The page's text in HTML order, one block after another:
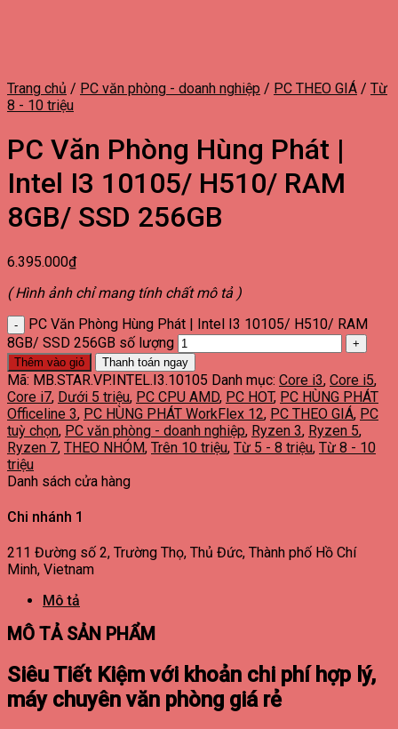
Trang chủ / PC văn phòng - doanh nghiệp / PC THEO GIÁ / Từ
8 - 10 triệu
PC Văn Phòng Hùng Phát |
Intel I3 10105/ H510/ RAM
8GB/ SSD 256GB
6.395.000₫
( Hình ảnh chỉ mang tính chất mô tả )
PC Văn Phòng Hùng Phát | Intel I3 10105/ H510/ RAM
8GB/ SSD 256GB số lượng
Thêm vào giỏ Thanh toán ngay
Mã: MB.STAR.VP.INTEL.I3.10105 Danh mục: Core i3, Core i5,
Core i7, Dưới 5 triệu, PC CPU AMD, PC HOT, PC HÙNG PHÁT
Officeline 3, PC HÙNG PHÁT WorkFlex 12, PC THEO GIÁ, PC
tuỳ chọn, PC văn phòng - doanh nghiệp, Ryzen 3, Ryzen 5,
Ryzen 7, THEO NHÓM, Trên 10 triệu, Từ 5 - 8 triệu, Từ 8 - 10
triệu
Danh sách cửa hàng
Chi nhánh 1
211 Đường số 2, Trường Thọ, Thủ Đức, Thành phố Hồ Chí
Minh, Vietnam
Mô tả
MÔ TẢ SẢN PHẨM
Siêu Tiết Kiệm với khoản chi phí hợp lý,
máy chuyên văn phòng giá rẻ